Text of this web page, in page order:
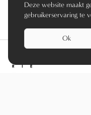
info@dauby.be|
Deze website maakt
gebruikerservaring te
Ok